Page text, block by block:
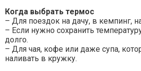
Когда выбрать термос
– Для поездок на дачу, в кемпинг,
– Если нужно сохранить
долго.
– Для чая, кофе или даже супа,
наливать в кружку.